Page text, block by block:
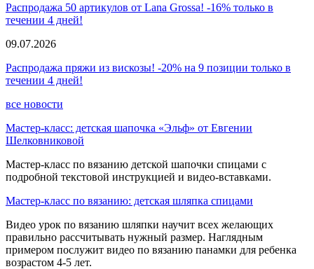
Распродажа 50 артикулов от Lana Grossa! -16% только в
течении 4 дней!
09.07.2026
Распродажа пряжи из вискозы! -20% на 9 позиции только в
течении 4 дней!
все новости
Мастер-класс: детская шапочка «Эльф» от Евгении
Шелковниковой
Мастер-класс по вязанию детской шапочки спицами с
подробной текстовой инструкцией и видео-вставками.
Мастер-класс по вязанию: детская шляпка спицами
Видео урок по вязанию шляпки научит всех желающих
правильно рассчитывать нужный размер. Наглядным
примером послужит видео по вязанию панамки для ребенка
возрастом 4-5 лет.